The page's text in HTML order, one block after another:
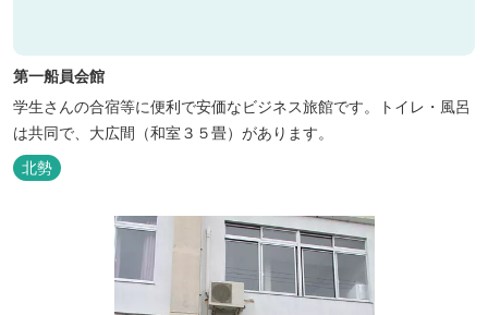
第一船員会館
学生さんの合宿等に便利で安価なビジネス旅館です。トイレ・風呂
は共同で、大広間（和室３５畳）があります。
北勢